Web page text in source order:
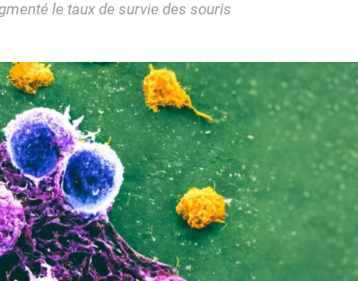
le taux de survie des souris